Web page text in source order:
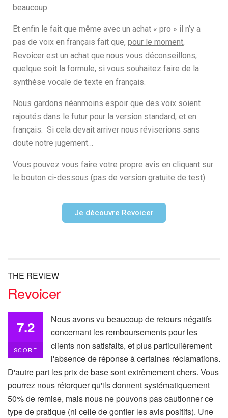
beaucoup.
Et enfin le fait que même avec un achat « pro » il n’y a
pas de voix en français fait que, pour le moment,
Revoicer est un achat que nous vous déconseillons,
quelque soit la formule, si vous souhaitez faire de la
synthèse vocale de texte en français.
Nous gardons néanmoins espoir que des voix soient
rajoutés dans le futur pour la version standard, et en
français. Si cela devait arriver nous réviserions sans
doute notre jugement…
Vous pouvez vous faire votre propre avis en cliquant sur
le bouton ci-dessous (pas de version gratuite de test)
Je découvre Revoicer
THE REVIEW
Revoicer
7.2
SCORE
Nous avons vu beaucoup de retours négatifs
concernant les remboursements pour les
clients non satisfaits, et plus particulièrement
l'absence de réponse à certaines réclamations.
D'autre part les prix de base sont extrêmement chers. Vous
pourrez nous rétorquer qu'ils donnent systématiquement
50% de remise, mais nous ne pouvons pas cautionner ce
type de pratique (ni celle de gonfler les avis positifs). Une